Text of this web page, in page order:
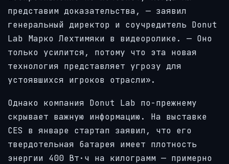
представим доказательства, — заявил
генеральный директор и соучредитель Donut
Lab Марко Лехтимяки в видеоролике. — Оно
только усилится, потому что эта новая
технология представляет угрозу для
устоявшихся игроков отрасли».
Однако компания Donut Lab по-прежнему
скрывает важную информацию. На выставке
CES в январе стартап заявил, что его
твердотельная батарея имеет плотность
энергии 400 Вт·ч на килограмм — примерно